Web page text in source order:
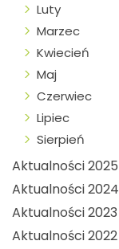
Luty
Marzec
Kwiecień
Maj
Czerwiec
Lipiec
Sierpień
Aktualności 2025
Aktualności 2024
Aktualności 2023
Aktualności 2022